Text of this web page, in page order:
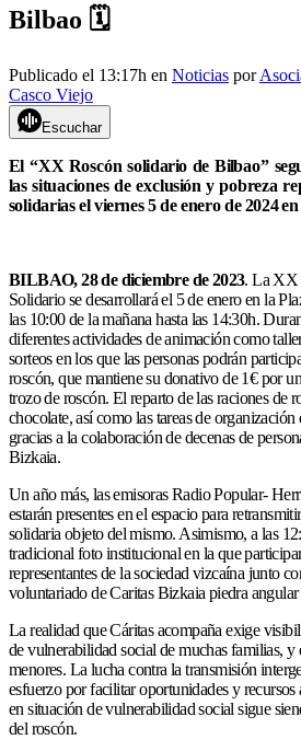
Bilbao 🗓
Publicado el 13:17h en Noticias por
Casco Viejo
Escuchar
El “XX Roscón solidario de Bilbao” seg
lassituacionesdeexclusión ypobreza r
solidariaselviernes 5deenerode 2024en
BILBAO, 28 de diciembre de 2023. La XX
Solidario se desarrollará el 5 de enero en la
las 10:00 de la mañana hasta las 14:30h.
diferentes actividades de animación como
sorteos en los que las personas podrán
roscón, que mantiene su donativo de 1€ por
trozo de roscón. El reparto de las raciones de
chocolate, así como las tareas de organización
gracias a la colaboración de decenas de
Bizkaia.
Un año más, las emisoras Radio Popular-
estarán presentes en el espacio para
solidaria objeto del mismo. Asimismo, a las
tradicional foto institucional en la que
representantes de la sociedad vizcaína junto
voluntariado de Caritas Bizkaia piedra angular
La realidad que Cáritas acompaña exige
de vulnerabilidad social de muchas familias, y
menores. La lucha contra la transmisión
esfuerzo por facilitar oportunidades y recursos
en situación de vulnerabilidad social sigue
del roscón.